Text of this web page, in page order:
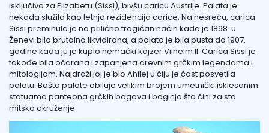
isključivo za Elizabetu (Sissi), bivšu caricu Austrije. Palata je
nekada služila kao letnja rezidencija carice. Na nesreću, carica
Sissi preminula je na prilično tragičan način kada je 1898. u
Ženevi bila brutalno likvidirana, a palata je bila pusta do 1907.
godine kada ju je kupio nemački kajzer Vilhelm II. Carica Sissi je
takođe bila očarana i zapanjena drevnim grčkim legendama i
mitologijom. Najdraži joj je bio Ahilej u čiju je čast posvetila
palatu. Bašta palate obiluje velikim brojem umetnički isklesanim
statuama panteona grčkih bogova i boginja što čini zaista
mitsko okruženje.